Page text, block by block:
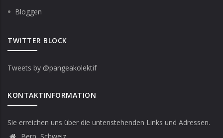
Bloggen
TWITTER BLOCK
Tweets by @pangeakolektif
KONTAKTINFORMATION
Sie erreichen uns über die untenstehenden Links und Adressen.